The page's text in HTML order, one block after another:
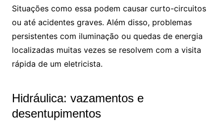
Situações como essa podem causar curto-circuitos
ou até acidentes graves. Além disso, problemas
persistentes com iluminação ou quedas de energia
localizadas muitas vezes se resolvem com a visita
rápida de um eletricista.
Hidráulica: vazamentos e
desentupimentos